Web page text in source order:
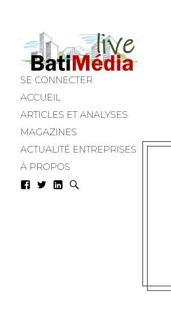
SE CONNECTER
ACCUEIL
ARTICLES ET ANALYSES
MAGAZINES
ACTUALITÉ ENTREPRISES
À PROPOS